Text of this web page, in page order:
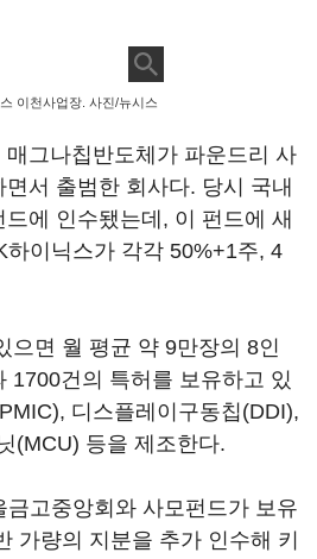
이천사업장. 사진/뉴시스
그나칩반도체가 파운드리 사
서 출범한 회사다. 당시 국내
에 인수됐는데, 이 펀드에 새
하이닉스가 각각 50%+1주, 4
으면 월 평균 약 9만장의 8인
1700건의 특허를 보유하고 있
디스플레이구동칩(DDI),
(MCU) 등을 제조한다.
고중앙회와 사모펀드가 보유
가량의 지분을 추가 인수해 키